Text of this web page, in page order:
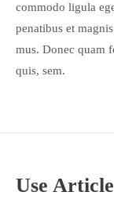
commodo ligula
penatibus et
mus. Donec quam
quis, sem.
Use